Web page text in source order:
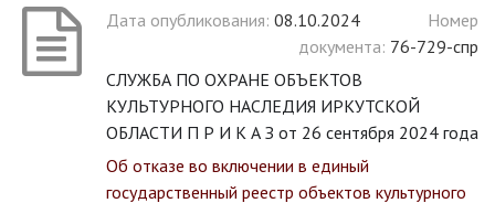
Дата опубликования: 08.10.2024
Номер
документа: 76-729-спр
СЛУЖБА ПО ОХРАНЕ ОБЪЕКТОВ
КУЛЬТУРНОГО НАСЛЕДИЯ ИРКУТСКОЙ
ОБЛАСТИ П Р И К А З от 26 сентября 2024 года
Об отказе во включении в единый
государственный реестр объектов культурного